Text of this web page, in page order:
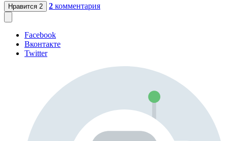
Нравится 2 2 комментария
Facebook
Вконтакте
Twitter